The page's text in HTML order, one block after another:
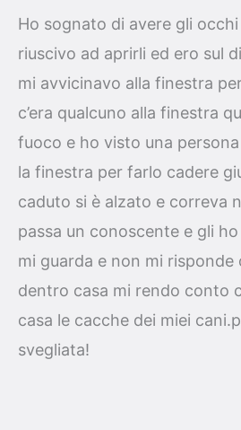
Ho sognato di avere gli
riuscivo ad aprirli ed ero sul
mi avvicinavo alla finestra
c’era qualcuno alla finestra
fuoco e ho visto una
la finestra per farlo cadere
caduto si è alzato e correva
passa un conoscente e gli
mi guarda e non mi
dentro casa mi rendo conto
casa le cacche dei miei
svegliata!